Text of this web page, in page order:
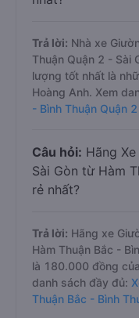
Trả lời: Nhà xe
Thuận Quận 2 - Sài
lượng tốt nhất là
Hoàng Anh. Xem
- Bình Thuận Quận
Câu hỏi: Hãng
Sài Gòn từ Hàm
rẻ nhất?
Trả lời: Hãng xe
Hàm Thuận Bắc -
là 180.000 đồng
danh sách đầy đủ:
Thuận Bắc - Bình